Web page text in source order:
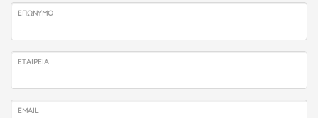
ΕΠΏΝΥΜΟ
ΕΤΑΙΡΕΊΑ
EMAIL